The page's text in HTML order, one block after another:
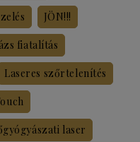
JÖN!!!
fiatalítás
Laseres szőrtelenítés
laser